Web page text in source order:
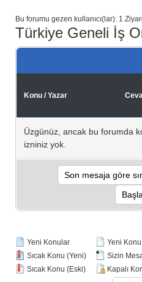
Bu forumu gezen kullanıcı(lar): 1
Türkiye Geneli İş
Konu /Yazar
Üzgünüz, ancak bu forumda
izniniz yok.
Yeni Konular
Sıcak Konu (Yeni)
Sıcak Konu (Eski)
Yeni
Sizin
Kapalı